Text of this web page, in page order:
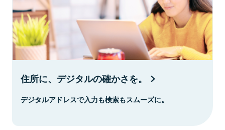
住所に、デジタルの確かさを。
デジタルアドレスで入力も検索もスムーズに。